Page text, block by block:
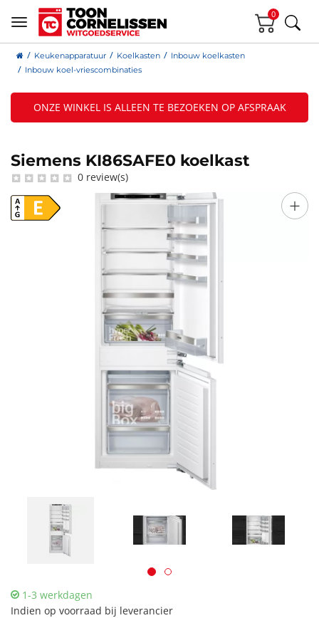
0
Keukenapparatuur Koelkasten
Inbouw koelkasten
Inbouw koel-vriescombinaties
ONZE WINKEL IS ALLEEN TE BEZOEKEN OP AFSPRAAK
Siemens KI86SAFE0 koelkast
0 review(s)
+
1-3 werkdagen
Indien op voorraad bij leverancier